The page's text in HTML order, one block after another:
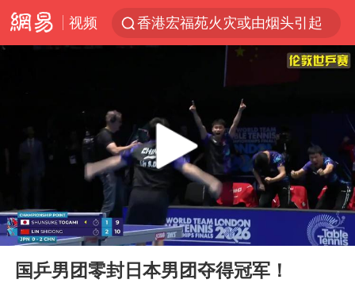
视频
香港宏福苑火灾或由烟头引起
浙江台州《告全体市民书》
四川宜宾3.4级地震
陕西柞水泥石流已致2死 仍有1人失联
泰国初中生饮弹自尽前开了26枪
多所高校取消艺考
Play
00:00 01:58
国乒男团零封日本男团夺得冠军！